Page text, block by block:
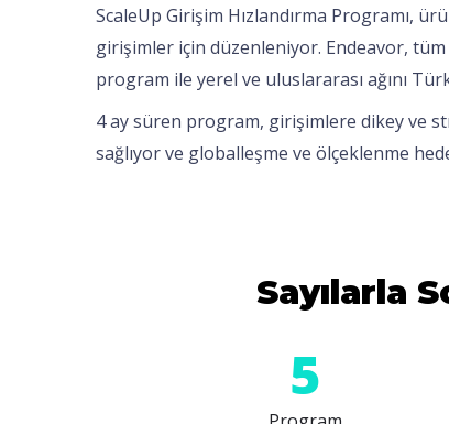
ScaleUp Girişim Hızlandırma Programı,
girişimler için düzenleniyor. Endeavor,
program ile yerel ve uluslararası ağını
4 ay süren program, girişimlere dikey ve
sağlıyor ve globalleşme ve ölçeklenme
Sayılarla
6